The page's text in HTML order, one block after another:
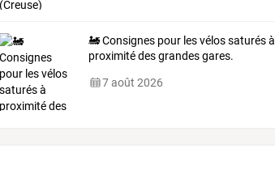
🚂 Consignes pour les vélos saturés à
proximité des grandes gares.
7 août 2026